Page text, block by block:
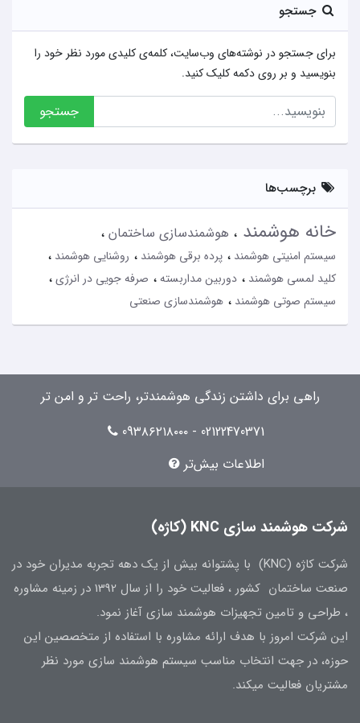
جستجو
برای جستجو در نوشته‌های وب‌سایت، کلمه‌ی کلیدی مورد نظر خود را
بنویسید و بر روی دکمه کلیک کنید.
جستجو
برچسب‌ها
خانه هوشمند هوشمندسازی ساختمان
سیستم امنیتی هوشمند پرده برقی هوشمند
روشنایی هوشمند
کلید لمسی هوشمند
دوربین مداربسته
صرفه جویی در انرژی
سیستم صوتی هوشمند
هوشمندسازی صنعتی
راهی برای داشتن زندگی هوشمندتر، راحت تر و امن تر
02122470371 - 09۳۸۶۲۱۸۰۰۰
اطلاعات بیش‌تر
شرکت هوشمند سازی KNC (کاژه)
شرکت کاژه (KNC) با پشتوانه بیش از یک دهه تجربه مدیران خود در
صنعت ساختمان کشور ، فعالیت خود را از سال 1392 در زمینه مشاوره
، طراحی و تامین تجهیزات هوشمند سازی آغاز نمود.
این شرکت امروز با هدف ارائه مشاوره با استفاده از متخصصین این
حوزه، در جهت انتخاب مناسب سیستم هوشمند سازی مورد نظر
مشتریان فعالیت میکند.